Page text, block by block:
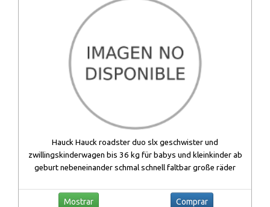
Hauck Hauck roadster duo slx geschwister und
zwillingskinderwagen bis 36 kg für babys und kleinkinder ab
geburt nebeneinander schmal schnell faltbar große räder
Mostrar Comprar